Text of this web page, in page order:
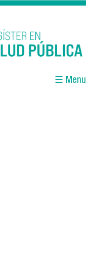
☰ Menu